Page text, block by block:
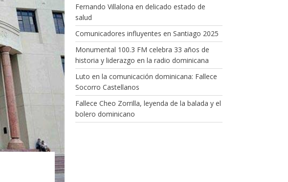
Fernando Villalona en delicado estado de
salud
Comunicadores influyentes en Santiago 2025
Monumental 100.3 FM celebra 33 años de
historia y liderazgo en la radio dominicana
Luto en la comunicación dominicana: Fallece
Socorro Castellanos
Fallece Cheo Zorrilla, leyenda de la balada y el
bolero dominicano